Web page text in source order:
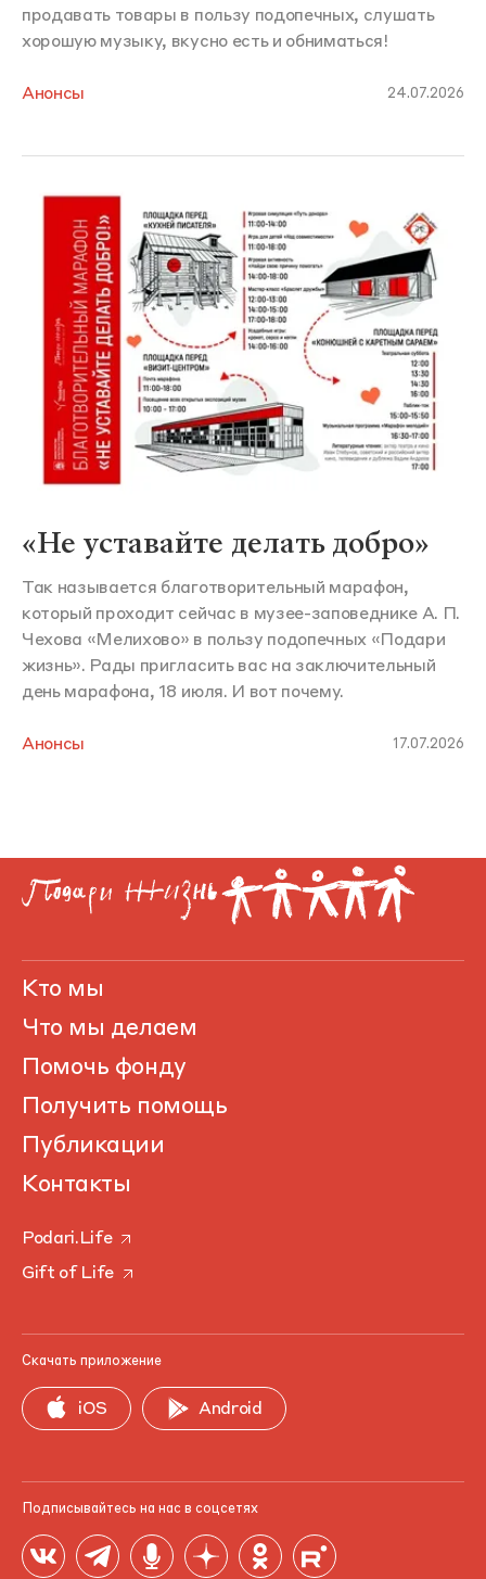
продавать товары в пользу подопечных, слушать
хорошую музыку, вкусно есть и обниматься!
Анонсы 24.07.2026
«Не уставайте делать добро»
Так называется благотворительный марафон,
который проходит сейчас в музее-заповеднике А. П.
Чехова «Мелихово» в пользу подопечных «Подари
жизнь». Рады пригласить вас на заключительный
день марафона, 18 июля. И вот почему.
Анонсы 17.07.2026
Кто мы
Что мы делаем
Помочь фонду
Получить помощь
Публикации
Контакты
Podari.Life
Gift of Life
Скачать приложение
iOS Android
Подписывайтесь на нас в соцсетях